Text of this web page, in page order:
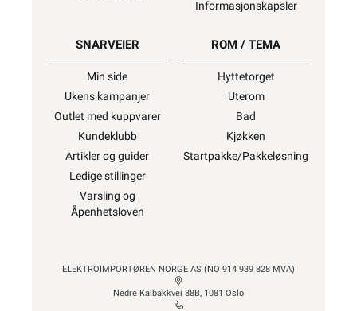
Informasjonskapsler
SNARVEIER
Min side
Ukens kampanjer
Outlet med kuppvarer
Kundeklubb
Artikler og guider
Ledige stillinger
Varsling og
Åpenhetsloven
ROM / TEMA
Hyttetorget
Uterom
Bad
Kjøkken
Startpakke/Pakkeløsning
ELEKTROIMPORTØREN NORGE AS (NO 914 939 828 MVA)
Nedre Kalbakkvei 88B, 1081 Oslo